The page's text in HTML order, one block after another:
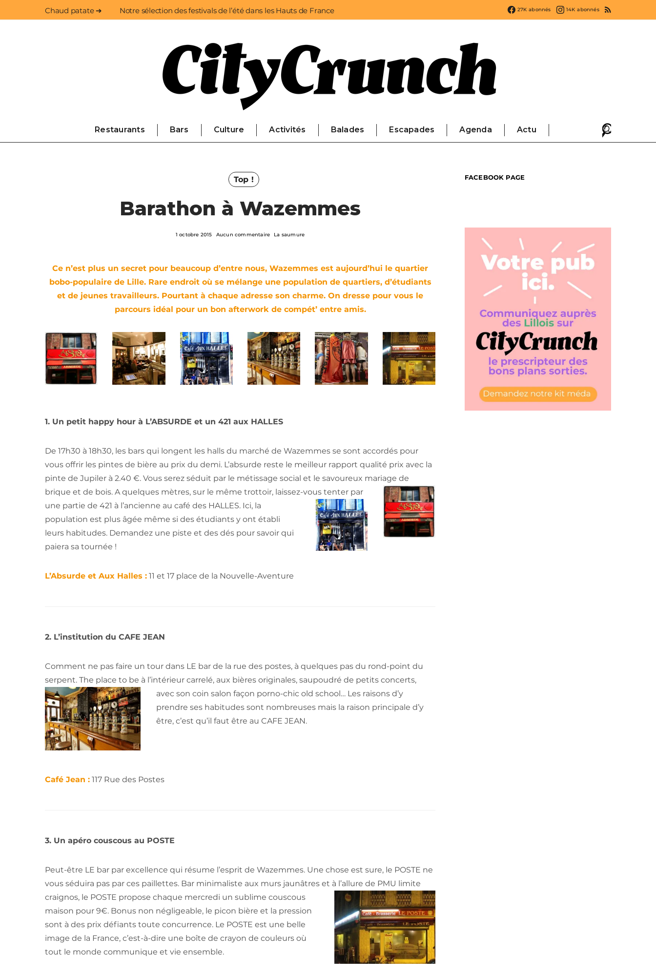
Chaud patate ➔ Notre sélection des festivals de l’été dans les Hauts de France 27K abonnés 14K abonnés
Restaurants Bars Culture Activités Balades Escapades Agenda Actu
Top !
Barathon à Wazemmes
1 octobre 2015 Aucun commentaire La saumure
Ce n’est plus un secret pour beaucoup d’entre nous, Wazemmes est aujourd’hui le quartier
bobo-populaire de Lille. Rare endroit où se mélange une population de quartiers, d’étudiants
et de jeunes travailleurs. Pourtant à chaque adresse son charme. On dresse pour vous le
parcours idéal pour un bon afterwork de compét’ entre amis.
1. Un petit happy hour à L’ABSURDE et un 421 aux HALLES
De 17h30 à 18h30, les bars qui longent les halls du marché de Wazemmes se sont accordés pour
vous offrir les pintes de bière au prix du demi. L’absurde reste le meilleur rapport qualité prix avec la
pinte de Jupiler à 2.40 €. Vous serez séduit par le métissage social et le savoureux mariage de
brique et de bois. Aquelques mètres, sur le même trottoir, laissez-vous tenter par
une partie de 421 à l’ancienne au café des HALLES. Ici, la
population est plus âgée même si des étudiants y ont établi
leurs habitudes. Demandez une piste et des dés pour savoir qui
paiera sa tournée !
L’Absurde et Aux Halles : 11 et 17 place de la Nouvelle-Aventure
2. L’institution du CAFE JEAN
Comment ne pas faire un tour dans LE bar de la rue des postes, à quelques pas du rond-point du
serpent. The place to be à l’intérieur carrelé, aux bières originales, saupoudré de petits concerts,
avec son coin salon façon porno-chic old school … Les raisons d’y
prendre ses habitudes sont nombreuses mais la raison principale d’y
être, c’est qu’il faut être au CAFE JEAN.
Café Jean : 117 Rue des Postes
3. Un apéro couscous au POSTE
Peut-être LE bar par excellence qui résume l’esprit de Wazemmes. Une chose est sure, le POSTE ne
vous séduira pas par ces paillettes. Bar minimaliste aux murs jaunâtres et à l’allure de PMU limite
craignos, le POSTE propose chaque mercredi un sublime couscous
maison pour 9€. Bonus non négligeable, le picon bière et la pression
sont à des prix défiants toute concurrence. Le POSTE est une belle
image de la France, c’est-à-dire une boîte de crayon de couleurs où
tout le monde communique et vie ensemble.
FACEBOOK PAGE